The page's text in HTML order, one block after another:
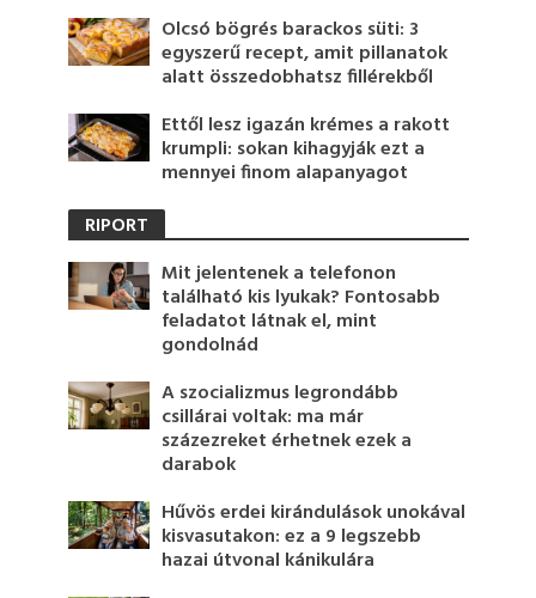
Olcsó bögrés barackos süti: 3
egyszerű recept, amit pillanatok
alatt összedobhatsz fillérekből
Ettől lesz igazán krémes a rakott
krumpli: sokan kihagyják ezt a
mennyei finom alapanyagot
RIPORT
Mit jelentenek a telefonon
található kis lyukak? Fontosabb
feladatot látnak el, mint
gondolnád
A szocializmus legrondább
csillárai voltak: ma már
százezreket érhetnek ezek a
darabok
Hűvös erdei kirándulások unokával
kisvasutakon: ez a 9 legszebb
hazai útvonal kánikulára